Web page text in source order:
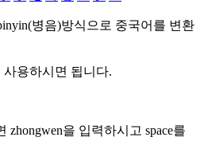
병음)방식으로 중국어를 변환
용하시면 됩니다.
zhongwen을 입력하시고 space를